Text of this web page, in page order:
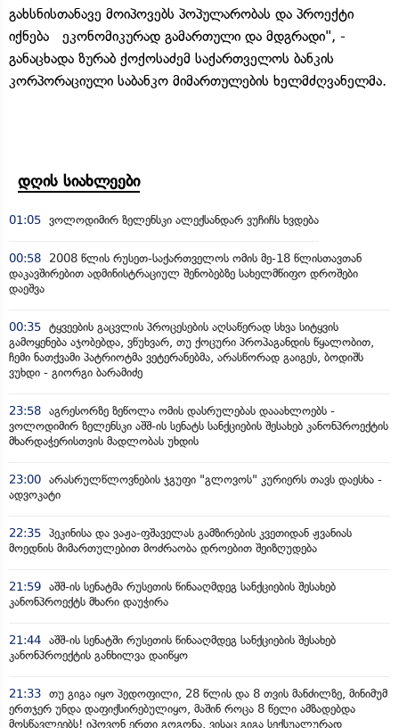
გახსნისთანავე მოიპოვებს პოპულარობას და პროექტი
იქნება ეკონომიკურად გამართული და მდგრადი", -
განაცხადა ზურაბ ქოქოსაძემ საქართველოს ბანკის
კორპორაციული საბანკო მიმართულების ხელმძღვანელმა.
დღის სიახლეები
01:05 ვოლოდიმირ ზელენსკი ალექსანდარ ვუჩიჩს ხვდება
00:58
2008 წლის რუსეთ-საქართველოს ომის მე-18 წლისთავთან
დაკავშირებით ადმინისტრაციულ შენობებზე სახელმწიფო დროშები
დაეშვა
00:35 ტყვეების გაცვლის პროცესების აღსაწერად სხვა სიტყვის
გამოყენება აჯობებდა, ვწუხვარ, თუ ქოცური პროპაგანდის წყალობით,
ჩემი ნათქვამი პატრიოტმა ვეტერანებმა, არასწორად გაიგეს, ბოდიშს
ვუხდი - გიორგი ბარამიძე
23:58 აგრესორზე ზეწოლა ომის დასრულებას დააახლოებს -
ვოლოდიმირ ზელენსკი აშშ-ის სენატს სანქციების შესახებ კანონპროექტის
მხარდაჭერისთვის მადლობას უხდის
23:00 არასრულწლოვნების ჯგუფი "გლოვოს" კურიერს თავს დაესხა -
ადვოკატი
22:35 პეკინისა და ვაჟა-ფშაველას გამზირების კვეთიდან ჟვანიას
მოედნის მიმართულებით მოძრაობა დროებით შეიზღუდება
21:59 აშშ-ის სენატმა რუსეთის წინააღმდეგ სანქციების შესახებ
კანონპროექტს მხარი დაუჭირა
21:44 აშშ-ის სენატში რუსეთის წინააღმდეგ სანქციების შესახებ
კანონპროექტის განხილვა დაიწყო
21:33 თუ გიგა იყო პედოფილი, 28 წლის და 8 თვის მანძილზე, მინიმუმ
ერთჯერ უნდა დაფიქსირებულიყო, მაშინ როცა 8 წელი ამზადებდა
მოსწავლეებს! იპოვონ ერთი გოგონა, ვისაც გიგა სექსუალურად